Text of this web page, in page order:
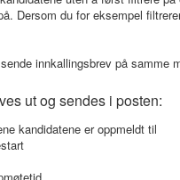
Dersom du for eksempel
innkallingsbrev på samme
ut og sendes i posten:
kandidatene er oppmeldt til